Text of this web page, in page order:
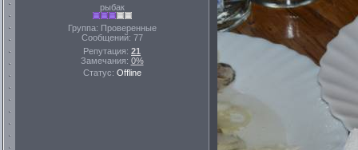
рыбак
Группа: Проверенные
Сообщений: 77
Репутация: 21
Замечания: 0%
Статус: Offline